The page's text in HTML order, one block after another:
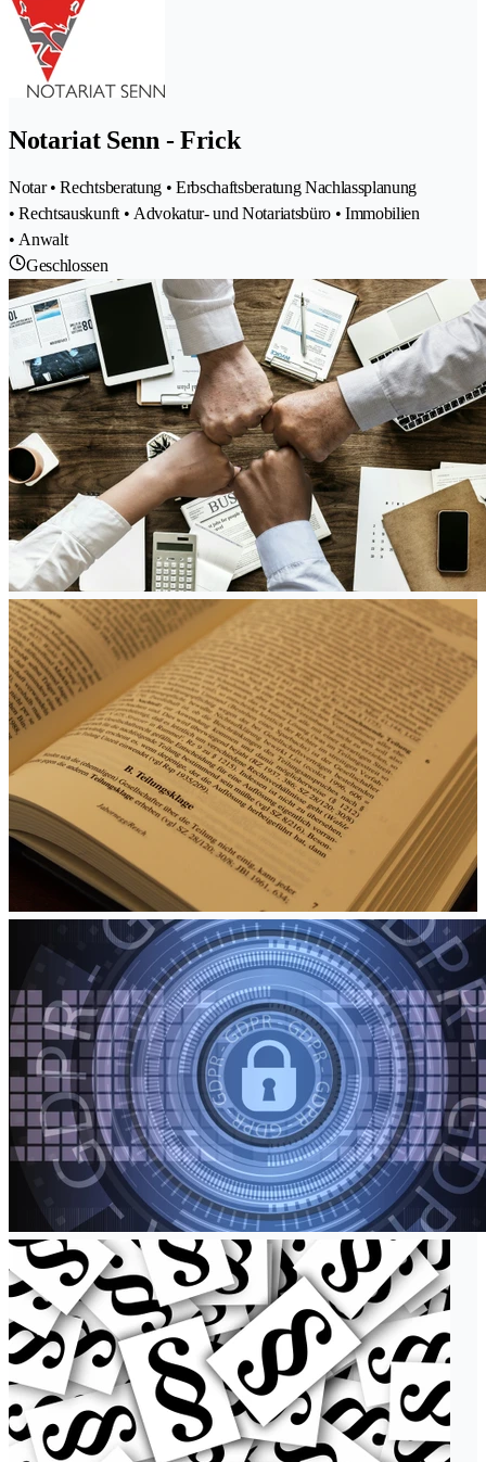
Notariat Senn - Frick
Notar • Rechtsberatung • Erbschaftsberatung Nachlassplanung
• Rechtsauskunft • Advokatur- und Notariatsbüro • Immobilien
• Anwalt
Geschlossen